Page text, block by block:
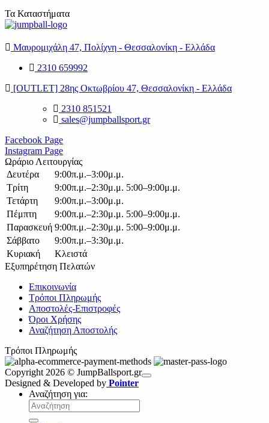
Τα Καταστήματα
Μαυρομιχάλη 47, Πολίχνη - Θεσσαλονίκη - Ελλάδα
2310 659992
[OUTLET] 28ης Οκτωβρίου 47, Θεσσαλονίκη - Ελλάδα
2310 851521
sales@jumpballsport.gr
Facebook Page
Instagram Page
Ωράριο Λειτουργίας
Δευτέρα
9:00π.μ.–3:00μ.μ.
Τρίτη
9:00π.μ.–2:30μ.μ. 5:00–9:00μ.μ.
Τετάρτη
9:00π.μ.–3:00μ.μ.
Πέμπτη
9:00π.μ.–2:30μ.μ. 5:00–9:00μ.μ.
Παρασκευή 9:00π.μ.–2:30μ.μ. 5:00–9:00μ.μ.
Σάββατο
9:00π.μ.–3:30μ.μ.
Κυριακή
Κλειστά
Εξυπηρέτηση Πελατών
Επικοινωνία
Τρόποι Πληρωμής
Αποστολές-Επιστροφές
Όροι Χρήσης
Αναζήτηση Αποστολής
Τρόποι Πληρωμής
Copyright 2026 © JumpBallsport.gr
Designed & Developed by Pointer
Αναζήτηση για: